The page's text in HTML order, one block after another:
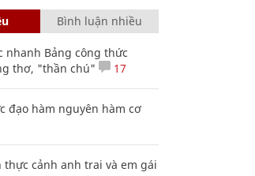
Bình luận nhiều
nhanh Bảng công thức
thơ, "thần chú"
17
đạo hàm nguyên hàm cơ
thực cảnh anh trai và em gái